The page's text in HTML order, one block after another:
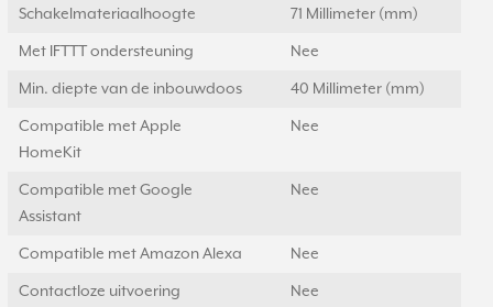
Schakelmateriaalhoogte 71 Millimeter (mm)
Met IFTTT ondersteuning Nee
Min. diepte van de inbouwdoos 40 Millimeter (mm)
Compatible met Apple
HomeKit
Nee
Compatible met Google
Assistant
Nee
Compatible met Amazon Alexa Nee
Contactloze uitvoering Nee